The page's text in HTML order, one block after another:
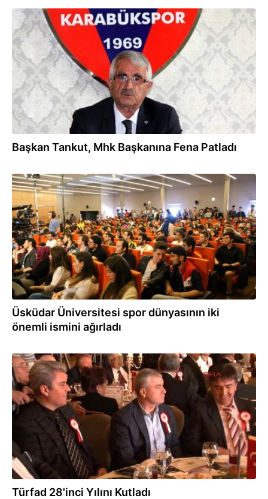
07.05.2016
Başkan Tankut, Mhk Başkanına Fena Patladı
07.04.2016
Üsküdar Üniversitesi spor dünyasının iki
önemli ismini ağırladı
16.03.2016
Türfad 28'inci Yılını Kutladı